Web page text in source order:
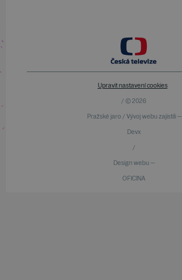
Upravit nastavení cookies
/ © 2026
Pražské jaro / Vývoj webu zajistili —
Devx
/
Design webu —
OFICINA